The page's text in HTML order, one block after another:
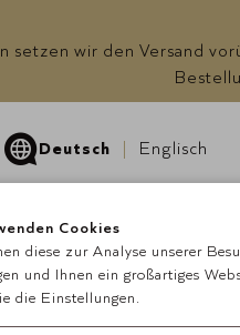
setzen wir den Versand
Deutsch Englisch
Angebote
Cookies
diese zur Analyse unserer
und Ihnen ein großartiges
die Einstellungen.